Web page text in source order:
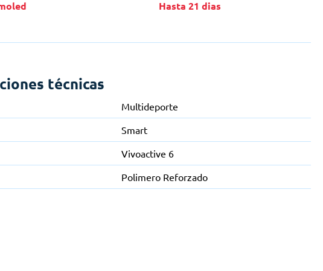
Hasta 21 dias
técnicas
Multideporte
Smart
Vivoactive 6
Polimero Reforzado